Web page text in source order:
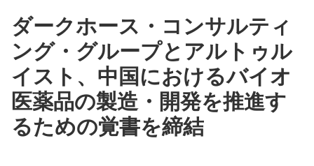
ダークホース・コンサルティ
ング・グループとアルトゥル
イスト、中国におけるバイオ
医薬品の製造・開発を推進す
るための覚書を締結